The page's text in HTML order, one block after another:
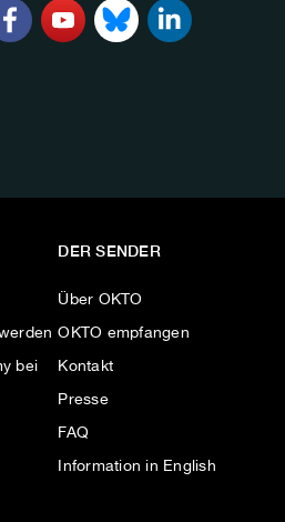
bei
DER SENDER
Über OKTO
OKTO empfangen
Kontakt
Presse
FAQ
Information in English